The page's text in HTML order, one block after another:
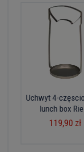
Uchwyt 4-
lunch box
119,90 zł